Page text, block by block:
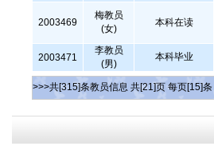
2003469
梅教员
(女)
本科在读
2003471
李教员
(男)
本科毕业
>>>共[315]条教员信息 共[21]页 每页[15]条